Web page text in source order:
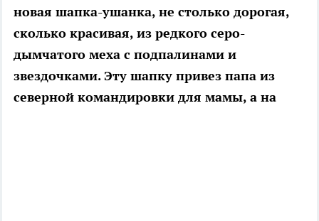
новая шапка-ушанка, не столько дорогая,
сколько красивая, из редкого серо-
дымчатого меха с подпалинами и
звездочками. Эту шапку привез папа из
северной командировки для мамы, а на